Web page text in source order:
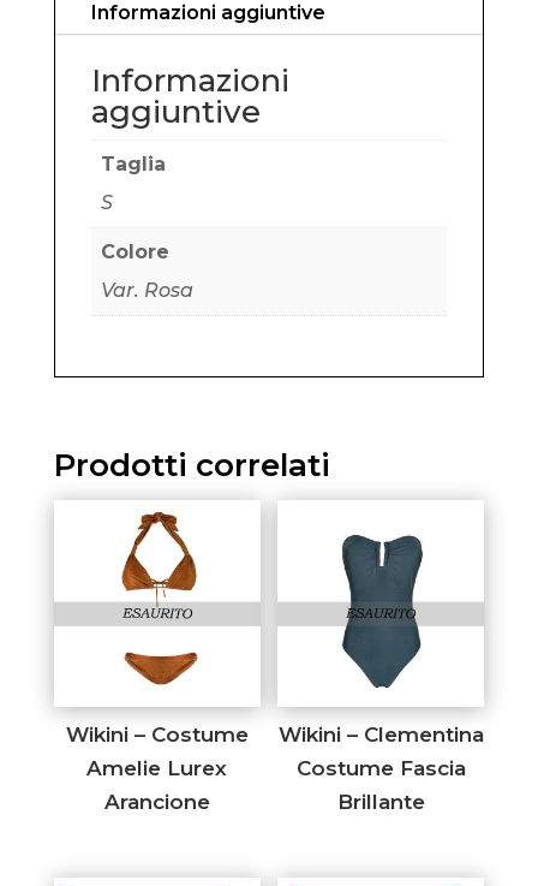
Informazioni aggiuntive
Informazioni
aggiuntive
Taglia
S
Colore
Var. Rosa
Prodotti correlati
Wikini – Costume
Amelie Lurex
Arancione
Wikini – Clementina
Costume Fascia
Brillante